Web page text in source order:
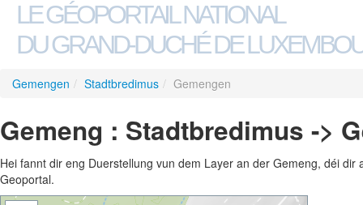
LE GÉOPORTAIL NATIONAL
DU GRAND-DUCHÉ DE
Gemengen / Stadtbredimus / Gemengen
Gemeng : Stadtbredimus ->
Hei fannt dir eng Duerstellung vun dem Layer an der Gemeng, déi
Geoportal.